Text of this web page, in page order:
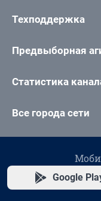
Техподдержка
Предвыборная
Статистика
Все города сети
Google